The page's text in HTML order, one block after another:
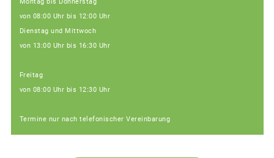
Montag bis Donnerstag
von 08:00 Uhr bis 12:00 Uhr
Dienstag und Mittwoch
von 13:00 Uhr bis 16:30 Uhr
Freitag
von 08:00 Uhr bis 12:30 Uhr
Termine nur nach telefonischer Vereinbarung